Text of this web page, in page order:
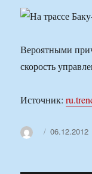
Вероятными
скорость
Источник:
Автор06.12.2012